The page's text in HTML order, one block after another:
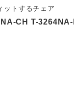
ットするチェア
CH T-